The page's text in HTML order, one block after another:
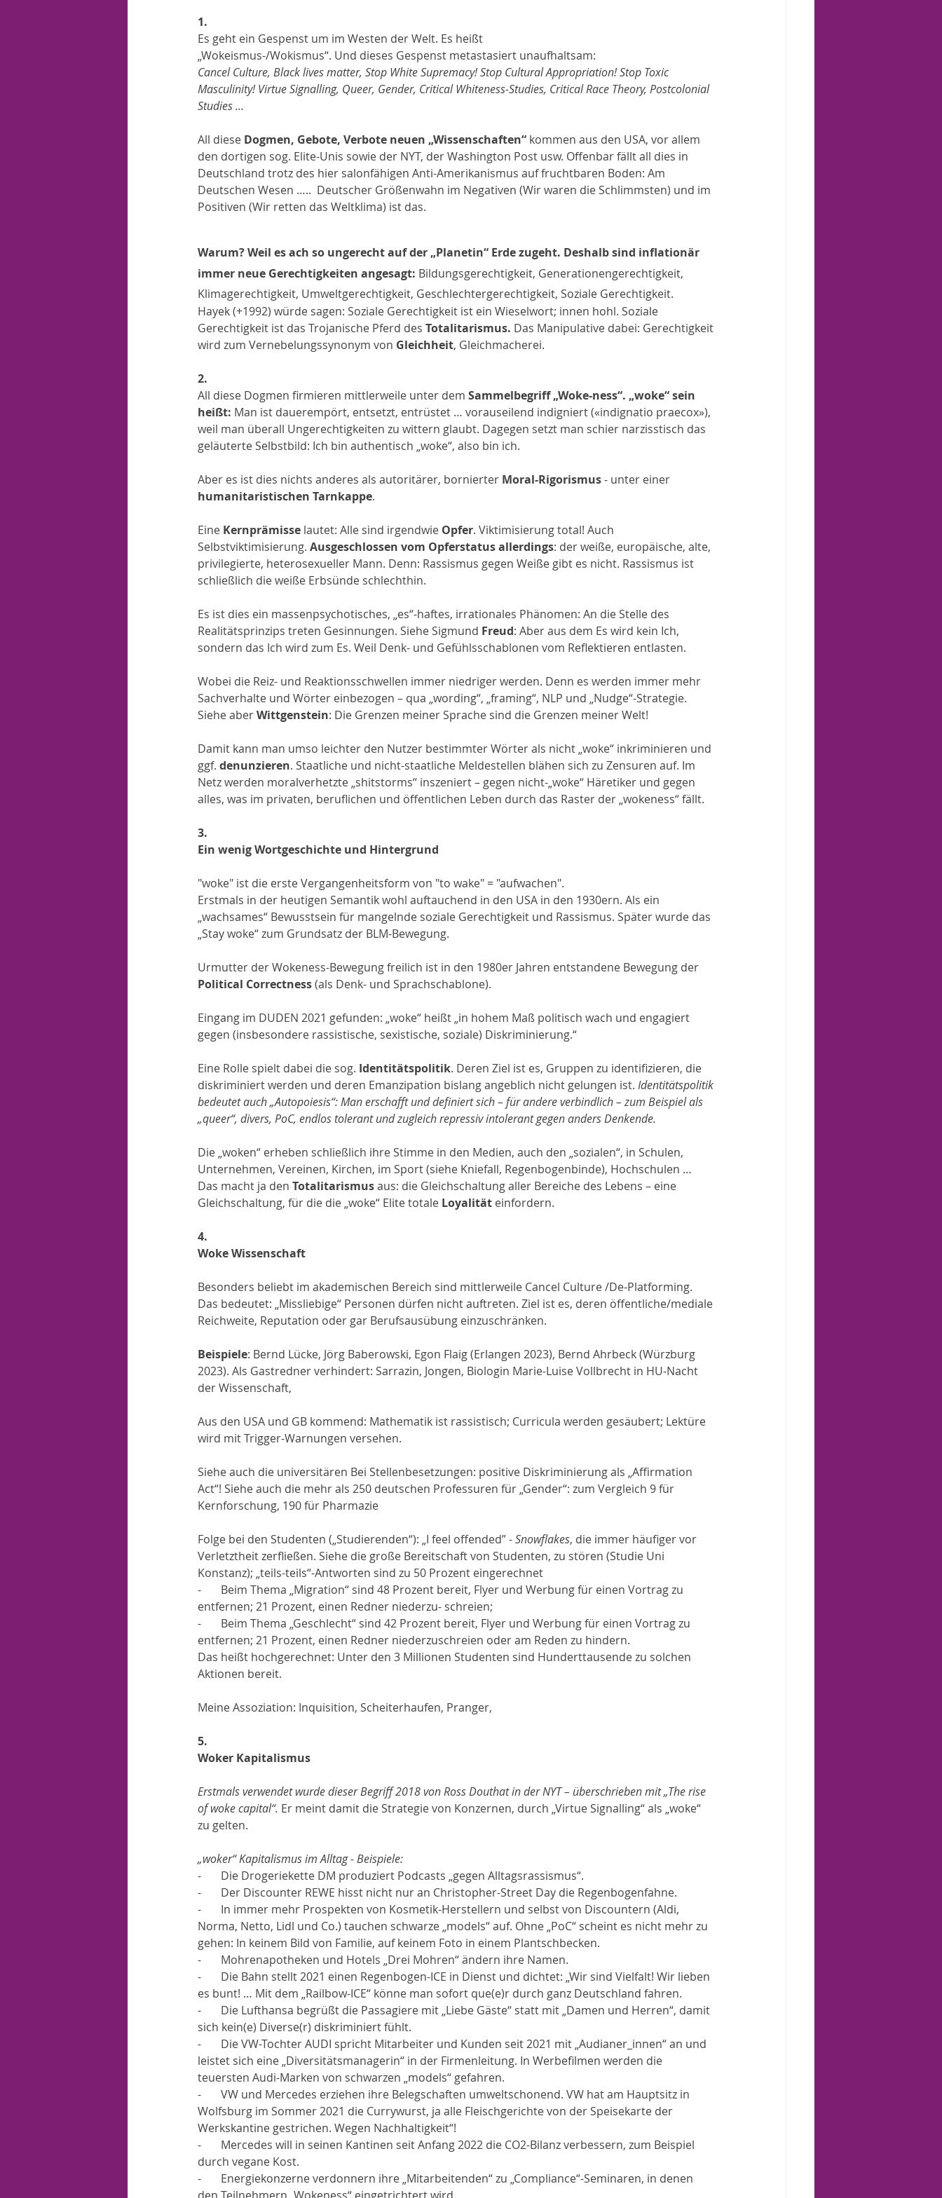
1.
Es geht ein Gespenst um im Westen der Welt. Es heißt
„Wokeismus-/Wokismus“. Und dieses Gespenst metastasiert unaufhaltsam:
Cancel Culture, Black lives matter, Stop White Supremacy! Stop Cultural Appropriation! Stop Toxic
Masculinity! Virtue Signalling, Queer, Gender, Critical Whiteness-Studies, Critical Race Theory, Postcolonial
Studies …
All diese Dogmen, Gebote, Verbote neuen „Wissenschaften“ kommen aus den USA, vor allem
den dortigen sog. Elite-Unis sowie der NYT, der Washington Post usw. Offenbar fällt all dies in
Deutschland trotz des hier salonfähigen Anti-Amerikanismus auf fruchtbaren Boden: Am
Deutschen Wesen …..  Deutscher Größenwahn im Negativen (Wir waren die Schlimmsten) und im
Positiven (Wir retten das Weltklima) ist das.
Warum? Weil es ach so ungerecht auf der „Planetin“ Erde zugeht. Deshalb sind inflationär
immer neue Gerechtigkeiten angesagt: Bildungsgerechtigkeit, Generationengerechtigkeit,
Klimagerechtigkeit, Umweltgerechtigkeit, Geschlechtergerechtigkeit, Soziale Gerechtigkeit.
Hayek (+1992) würde sagen: Soziale Gerechtigkeit ist ein Wieselwort; innen hohl. Soziale
Gerechtigkeit ist das Trojanische Pferd des Totalitarismus. Das Manipulative dabei: Gerechtigkeit
wird zum Vernebelungssynonym von Gleichheit, Gleichmacherei.
2.
All diese Dogmen firmieren mittlerweile unter dem Sammelbegriff „Woke-ness“. „woke“ sein
heißt: Man ist dauerempört, entsetzt, entrüstet … vorauseilend indigniert («indignatio praecox»),
weil man überall Ungerechtigkeiten zu wittern glaubt. Dagegen setzt man schier narzisstisch das
geläuterte Selbstbild: Ich bin authentisch „woke“, also bin ich.
Aber es ist dies nichts anderes als autoritärer, bornierter Moral-Rigorismus - unter einer
humanitaristischen Tarnkappe.
Eine Kernprämisse lautet: Alle sind irgendwie Opfer. Viktimisierung total! Auch
Selbstviktimisierung. Ausgeschlossen vom Opferstatus allerdings: der weiße, europäische, alte,
privilegierte, heterosexueller Mann. Denn: Rassismus gegen Weiße gibt es nicht. Rassismus ist
schließlich die weiße Erbsünde schlechthin.
Es ist dies ein massenpsychotisches, „es“-haftes, irrationales Phänomen: An die Stelle des
Realitätsprinzips treten Gesinnungen. Siehe Sigmund Freud: Aber aus dem Es wird kein Ich,
sondern das Ich wird zum Es. Weil Denk- und Gefühlsschablonen vom Reflektieren entlasten.
Wobei die Reiz- und Reaktionsschwellen immer niedriger werden. Denn es werden immer mehr
Sachverhalte und Wörter einbezogen – qua „wording“, „framing“, NLP und „Nudge“-Strategie.
Siehe aber Wittgenstein: Die Grenzen meiner Sprache sind die Grenzen meiner Welt!
Damit kann man umso leichter den Nutzer bestimmter Wörter als nicht „woke“ inkriminieren und
ggf. denunzieren. Staatliche und nicht-staatliche Meldestellen blähen sich zu Zensuren auf. Im
Netz werden moralverhetzte „shitstorms“ inszeniert – gegen nicht-„woke“ Häretiker und gegen
alles, was im privaten, beruflichen und öffentlichen Leben durch das Raster der „wokeness“ fällt.
3.
Ein wenig Wortgeschichte und Hintergrund
"woke" ist die erste Vergangenheitsform von "to wake" = "aufwachen".
Erstmals in der heutigen Semantik wohl auftauchend in den USA in den 1930ern. Als ein
„wachsames“ Bewusstsein für mangelnde soziale Gerechtigkeit und Rassismus. Später wurde das
„Stay woke“ zum Grundsatz der BLM-Bewegung.
Urmutter der Wokeness-Bewegung freilich ist in den 1980er Jahren entstandene Bewegung der
Political Correctness (als Denk- und Sprachschablone).
Eingang im DUDEN 2021 gefunden: „woke“ heißt „in hohem Maß politisch wach und engagiert
gegen (insbesondere rassistische, sexistische, soziale) Diskriminierung.“
Eine Rolle spielt dabei die sog. Identitätspolitik. Deren Ziel ist es, Gruppen zu identifizieren, die
diskriminiert werden und deren Emanzipation bislang angeblich nicht gelungen ist. Identitätspolitik
bedeutet auch „Autopoiesis“: Man erschafft und definiert sich – für andere verbindlich – zum Beispiel als
„queer“, divers, PoC, endlos tolerant und zugleich repressiv intolerant gegen anders Denkende.
Die „woken“ erheben schließlich ihre Stimme in den Medien, auch den „sozialen“, in Schulen,
Unternehmen, Vereinen, Kirchen, im Sport (siehe Kniefall, Regenbogenbinde), Hochschulen …
Das macht ja den Totalitarismus aus: die Gleichschaltung aller Bereiche des Lebens – eine
Gleichschaltung, für die die „woke“ Elite totale Loyalität einfordern.
4.
Woke Wissenschaft
Besonders beliebt im akademischen Bereich sind mittlerweile Cancel Culture /De-Platforming.
Das bedeutet: „Missliebige“ Personen dürfen nicht auftreten. Ziel ist es, deren öffentliche/mediale
Reichweite, Reputation oder gar Berufsausübung einzuschränken.
Beispiele: Bernd Lücke, Jörg Baberowski, Egon Flaig (Erlangen 2023), Bernd Ahrbeck (Würzburg
2023). Als Gastredner verhindert: Sarrazin, Jongen, Biologin Marie-Luise Vollbrecht in HU-Nacht
der Wissenschaft,
Aus den USA und GB kommend: Mathematik ist rassistisch; Curricula werden gesäubert; Lektüre
wird mit Trigger-Warnungen versehen.
Siehe auch die universitären Bei Stellenbesetzungen: positive Diskriminierung als „Affirmation
Act“! Siehe auch die mehr als 250 deutschen Professuren für „Gender“: zum Vergleich 9 für
Kernforschung, 190 für Pharmazie
Folge bei den Studenten („Studierenden“): „I feel offended” - Snowflakes, die immer häufiger vor
Verletztheit zerfließen. Siehe die große Bereitschaft von Studenten, zu stören (Studie Uni
Konstanz); „teils-teils“-Antworten sind zu 50 Prozent eingerechnet
-       Beim Thema „Migration“ sind 48 Prozent bereit, Flyer und Werbung für einen Vortrag zu
entfernen; 21 Prozent, einen Redner niederzu- schreien;
-       Beim Thema „Geschlecht“ sind 42 Prozent bereit, Flyer und Werbung für einen Vortrag zu
entfernen; 21 Prozent, einen Redner niederzuschreien oder am Reden zu hindern.
Das heißt hochgerechnet: Unter den 3 Millionen Studenten sind Hunderttausende zu solchen
Aktionen bereit.
Meine Assoziation: Inquisition, Scheiterhaufen, Pranger,
5.
Woker Kapitalismus
Erstmals verwendet wurde dieser Begriff 2018 von Ross Douthat in der NYT – überschrieben mit „The rise
of woke capital“. Er meint damit die Strategie von Konzernen, durch „Virtue Signalling“ als „woke“
zu gelten.
„woker“ Kapitalismus im Alltag - Beispiele:
-       Die Drogeriekette DM produziert Podcasts „gegen Alltagsrassismus“.
-       Der Discounter REWE hisst nicht nur an Christopher-Street Day die Regenbogenfahne.
-       In immer mehr Prospekten von Kosmetik-Herstellern und selbst von Discountern (Aldi,
Norma, Netto, Lidl und Co.) tauchen schwarze „models“ auf. Ohne „PoC“ scheint es nicht mehr zu
gehen: In keinem Bild von Familie, auf keinem Foto in einem Plantschbecken.
-       Mohrenapotheken und Hotels „Drei Mohren“ ändern ihre Namen.
-       Die Bahn stellt 2021 einen Regenbogen-ICE in Dienst und dichtet: „Wir sind Vielfalt! Wir lieben
es bunt! … Mit dem „Railbow-ICE“ könne man sofort que(e)r durch ganz Deutschland fahren.
-       Die Lufthansa begrüßt die Passagiere mit „Liebe Gäste“ statt mit „Damen und Herren“, damit
sich kein(e) Diverse(r) diskriminiert fühlt.
-       Die VW-Tochter AUDI spricht Mitarbeiter und Kunden seit 2021 mit „Audianer_innen“ an und
leistet sich eine „Diversitätsmanagerin“ in der Firmenleitung. In Werbefilmen werden die
teuersten Audi-Marken von schwarzen „models“ gefahren.
-       VW und Mercedes erziehen ihre Belegschaften umweltschonend. VW hat am Hauptsitz in
Wolfsburg im Sommer 2021 die Currywurst, ja alle Fleischgerichte von der Speisekarte der
Werkskantine gestrichen. Wegen Nachhaltigkeit“!
-       Mercedes will in seinen Kantinen seit Anfang 2022 die CO2-Bilanz verbessern, zum Beispiel
durch vegane Kost.
-       Energiekonzerne verdonnern ihre „Mitarbeitenden“ zu „Compliance“-Seminaren, in denen